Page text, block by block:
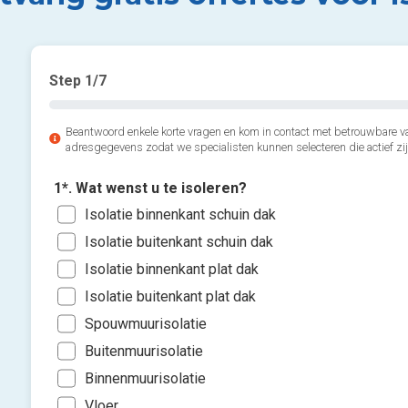
Step 1/7
Beantwoord enkele korte vragen en kom in contact met betrouwbare
adresgegevens zodat we specialisten kunnen selecteren die actief
1*. Wat wenst u te isoleren?
Isolatie binnenkant schuin dak
Isolatie buitenkant schuin dak
Isolatie binnenkant plat dak
Isolatie buitenkant plat dak
Spouwmuurisolatie
Buitenmuurisolatie
Binnenmuurisolatie